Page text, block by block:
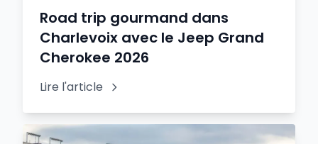
Road trip gourmand dans
Charlevoix avec le Jeep Grand
Cherokee 2026
Lire l'article